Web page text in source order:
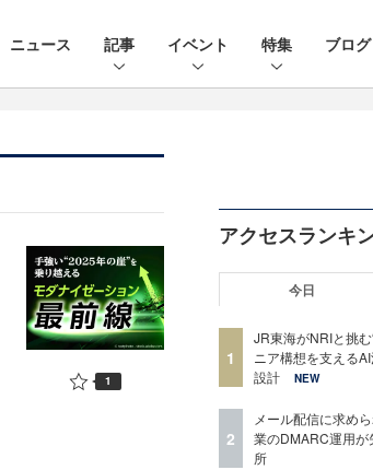
ニュース 記事 イベント 特集 ブログ
1
アクセスランキ
今日
1
JR東海がNRIと挑
ニア構想を支える
設計
NEW
2
メール配信に求め
業のDMARC運用
所